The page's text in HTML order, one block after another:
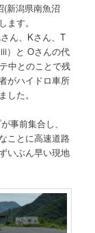
(新潟県南魚沼
す。
ん、Kさん、T
）と Oさんの代
中とのことで残
がハイドロ車所
た。
事前集合し、
ことに高速道路
いぶん早い現地